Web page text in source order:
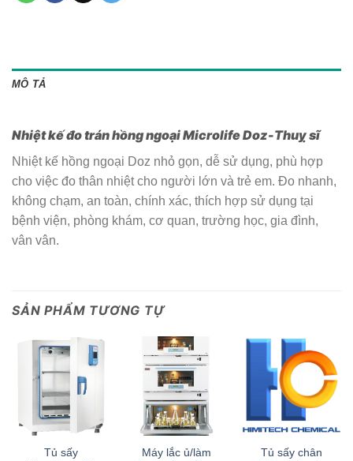
MÔ TẢ
Nhiệt kế đo trán hồng ngoại Microlife Doz-Thuỵ sĩ
Nhiệt kế hồng ngoại Doz nhỏ gọn, dễ sử dụng, phù hợp
cho việc đo thân nhiệt cho người lớn và trẻ em. Đo nhanh,
không chạm, an toàn, chính xác, thích hợp sử dụng tại
bệnh viện, phòng khám, cơ quan, trường học, gia đình,
vân vân.
SẢN PHẨM TƯƠNG TỰ
Tủ sấy
Máy lắc ủ/làm
Tủ sấy chân